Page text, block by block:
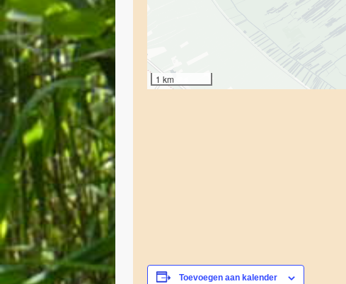
1 km
Toevoegen aan kalender